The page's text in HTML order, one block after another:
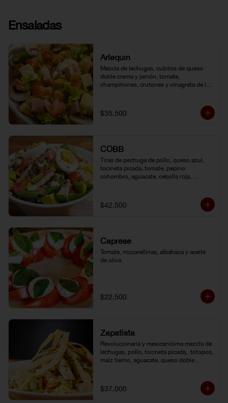
Ensaladas
Arlequín
Mezcla de lechugas, cubitos de queso
doble crema y jamón, tomate,
champiñones, crutones y vinagreta de la
$35.500
COBB
Tiras de pechuga de pollo, queso azul,
tocineta picada, tomate, pepino
cohombro, aguacate, cebolla roja,
$42.500
Caprese
Tomate, mozarellinas, albahaca y aceite
de oliva.
$22.500
Zapatista
Revolucionaria y mexicanísima mezcla de
lechugas, pollo, tocineta picada,  totopos,
maíz tierno, aguacate, queso doble
$37.000